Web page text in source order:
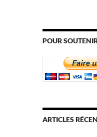
POUR
ARTICLES